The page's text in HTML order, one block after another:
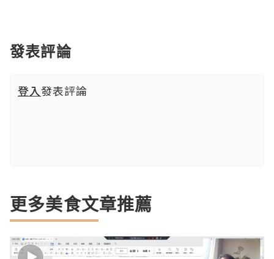
發表評論
登入發表評論
更多美食文章推薦